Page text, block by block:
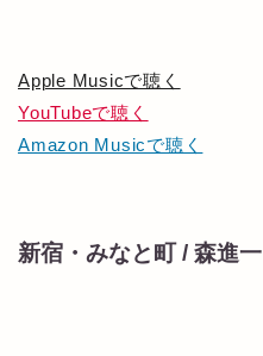
Apple Musicで聴く
YouTubeで聴く
Amazon Musicで聴く
新宿・みなと町 / 森進一